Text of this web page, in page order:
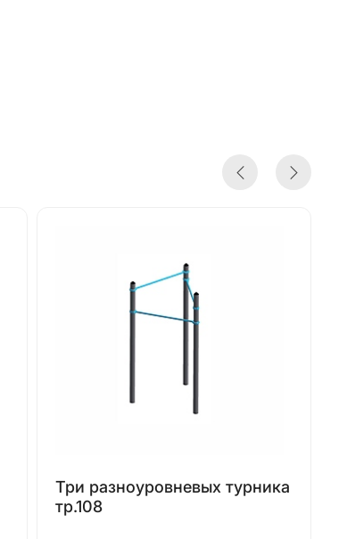
Три разноуровневых турника
тр.108